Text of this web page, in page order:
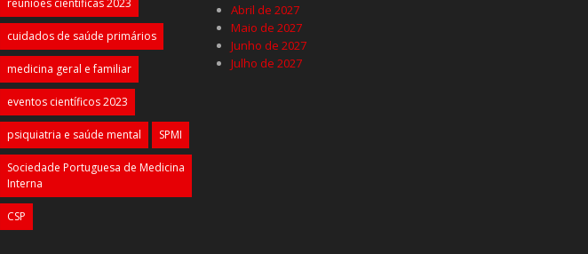
reuniões científicas 2023
cuidados de saúde primários
medicina geral e familiar
eventos científicos 2023
psiquiatria e saúde mental SPMI
Sociedade Portuguesa de Medicina
Interna
CSP
Abril de 2027
Maio de 2027
Junho de 2027
Julho de 2027